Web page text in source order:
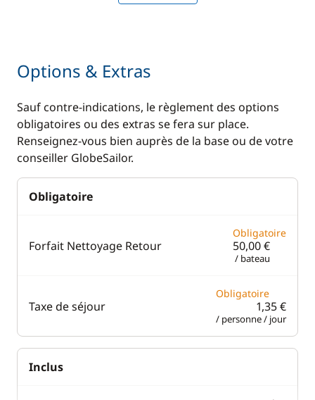
Winch électrique
Equipement de
sécurité
Guide & cartes
Cuisinière
Réfrigérateur
Confort
Eau chaude
Plateforme de bain
Options & Extras
Sauf contre-indications, le règlement des options
obligatoires ou des extras se fera sur place.
Renseignez-vous bien auprès de la base ou de votre
conseiller GlobeSailor.
Obligatoire
Forfait Nettoyage Retour
Obligatoire
50,00 €
/ bateau
Taxe de séjour
Obligatoire
1,35 €
/ personne / jour
Inclus